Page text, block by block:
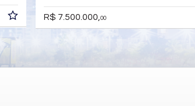
R$ 7.500.000,00